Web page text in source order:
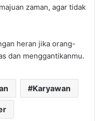
zaman, agar tidak
heran jika orang-
dan menggantikanmu.
Karyawan